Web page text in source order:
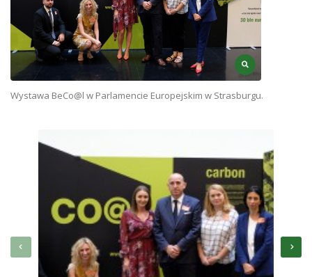
Wystawa BeCo@l w Parlamencie Europejskim w Strasburgu.